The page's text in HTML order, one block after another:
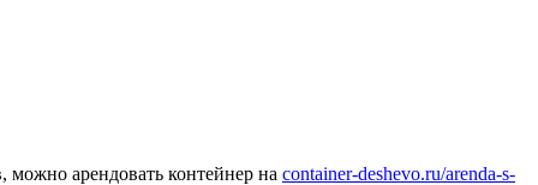
можно арендовать контейнер на container-deshevo.ru/arenda-s-